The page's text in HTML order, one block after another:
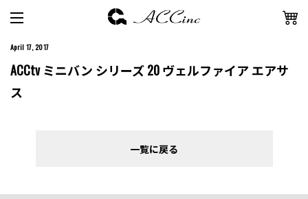
April 17, 2017
ACCtv ミニバン シリーズ 20 ヴェルファイア エアサ
ス
一覧に戻る